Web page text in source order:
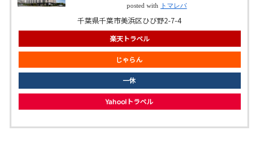
posted with トマレバ
千葉県千葉市美浜区ひび野2-7-4
楽天トラベル
じゃらん
一休
Yahoo!トラベル